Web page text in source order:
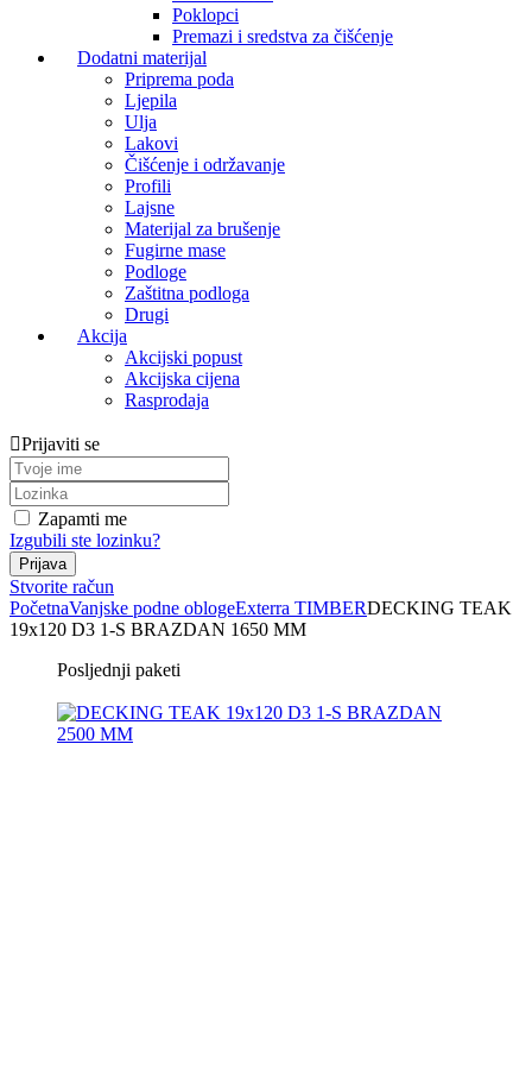
Poklopci
Premazi i sredstva za čišćenje
Dodatni materijal
Priprema poda
Ljepila
Ulja
Lakovi
Čišćenje i održavanje
Profili
Lajsne
Materijal za brušenje
Fugirne mase
Podloge
Zaštitna podloga
Drugi
Akcija
Akcijski popust
Akcijska cijena
Rasprodaja
Prijaviti se
Zapamti me
Izgubili ste lozinku?
Stvorite račun
PočetnaVanjske podne oblogeExterra TIMBERDECKING TEAK
19x120 D3 1-S BRAZDAN 1650 MM
Posljednji paketi